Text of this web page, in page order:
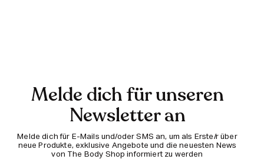
Melde dich für unseren
Newsletter an
Melde dich für E-Mails und/oder SMS an, um als Erste/r über
neue Produkte, exklusive Angebote und die neuesten News
von The Body Shop informiert zu werden